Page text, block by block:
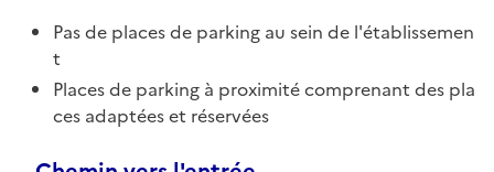
Pas de places de parking au sein de l'établissemen
t
Places de parking à proximité comprenant des pla
ces adaptées et réservées